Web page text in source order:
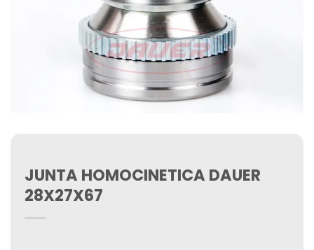
JUNTA HOMOCINETICA DAUER
28X27X67